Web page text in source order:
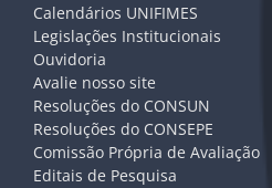
Calendários UNIFIMES
Legislações Institucionais
Ouvidoria
Avalie nosso site
Resoluções do CONSUN
Resoluções do CONSEPE
Comissão Própria de Avaliação
Editais de Pesquisa